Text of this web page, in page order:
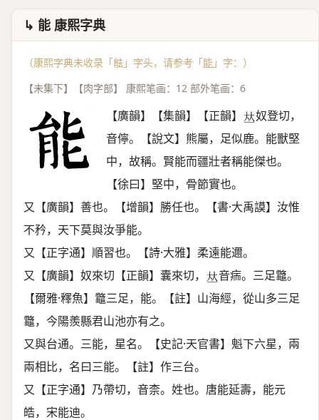
↳ 能 康熙字典
（康熙字典未收录「䏻」字头，请参考「能 」字：）
【未集下】【肉字部】 康熙笔画：12 部外笔画：6
【廣韻】【集韻】【正韻】 𠀤奴登切，
音儜。【說文】熊屬，足似鹿。能獸堅
中，故稱。賢能而疆壯者稱能傑也。
【徐曰】堅中，骨節實也。
又【廣韻】善也。【增韻】勝任也。【書·大禹謨】汝惟
不矜，天下莫與汝爭能。
又【正字通】順習也。【詩·大雅】柔遠能邇。
又【廣韻】奴來切【正韻】囊來切， 𠀤音㾍。三足龞。
【爾雅·釋魚】龞三足，能。【註】山海經，從山多三足
龞，今陽羨縣君山池亦有之。
又與台通。三能，星名。【史記·天官書】魁下六星，兩
兩相比，名曰三能。【註】作三台。
又【正字通】乃帶切，音柰。姓也。唐能延壽，能元
皓，宋能迪。